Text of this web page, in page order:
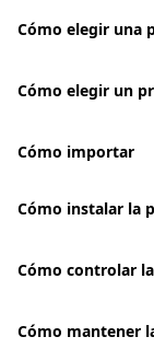
Cómo elegir una
Cómo elegir un
Cómo importar
Cómo instalar la
Cómo controlar
Cómo mantener